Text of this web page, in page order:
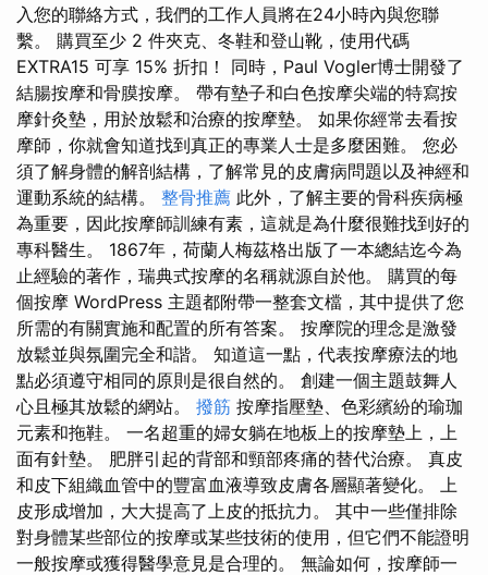
入您的聯絡方式，我們的工作人員將在24小時內與您聯
繫。 購買至少 2 件夾克、冬鞋和登山靴，使用代碼
EXTRA15 可享 15% 折扣！ 同時，Paul Vogler博士開發了
結腸按摩和骨膜按摩。 帶有墊子和白色按摩尖端的特寫按
摩針灸墊，用於放鬆和治療的按摩墊。 如果你經常去看按
摩師，你就會知道找到真正的專業人士是多麼困難。 您必
須了解身體的解剖結構，了解常見的皮膚病問題以及神經和
運動系統的結構。 整骨推薦 此外，了解主要的骨科疾病極
為重要，因此按摩師訓練有素，這就是為什麼很難找到好的
專科醫生。 1867年，荷蘭人梅茲格出版了一本總結迄今為
止經驗的著作，瑞典式按摩的名稱就源自於他。 購買的每
個按摩 WordPress 主題都附帶一整套文檔，其中提供了您
所需的有關實施和配置的所有答案。 按摩院的理念是激發
放鬆並與氛圍完全和諧。 知道這一點，代表按摩療法的地
點必須遵守相同的原則是很自然的。 創建一個主題鼓舞人
心且極其放鬆的網站。 撥筋 按摩指壓墊、色彩繽紛的瑜珈
元素和拖鞋。 一名超重的婦女躺在地板上的按摩墊上，上
面有針墊。 肥胖引起的背部和頸部疼痛的替代治療。 真皮
和皮下組織血管中的豐富血液導致皮膚各層顯著變化。 上
皮形成增加，大大提高了上皮的抵抗力。 其中一些僅排除
對身體某些部位的按摩或某些技術的使用，但它們不能證明
一般按摩或獲得醫學意見是合理的。 無論如何，按摩師一